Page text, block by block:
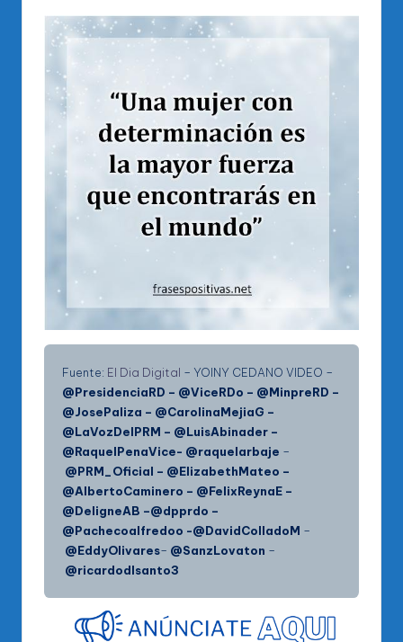
Fuente: El Dia Digital – YOINY CEDANO VIDEO –
@PresidenciaRD – @ViceRDo – @MinpreRD –
@JosePaliza – @CarolinaMejiaG –
@LaVozDelPRM – @LuisAbinader –
@RaquelPenaVice- @raquelarbaje –
@PRM_Oficial – @ElizabethMateo –
@AlbertoCaminero – @FelixReynaE –
@DeligneAB –@dpprdo –
@Pachecoalfredoo -@DavidColladoM –
@EddyOlivares– @SanzLovaton –
@ricardodlsanto3